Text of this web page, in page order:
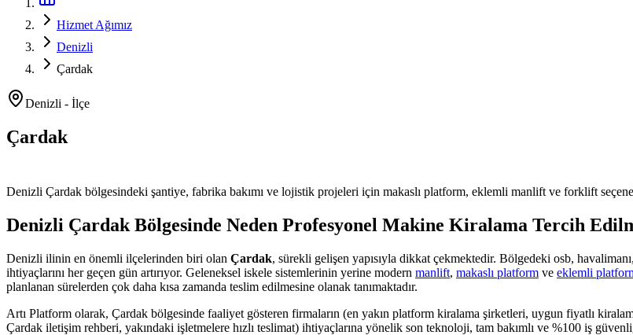
Hizmet Ağımız
Denizli
Çardak
Denizli - İlçe
Çardak
Denizli Çardak bölgesindeki şantiye, fabrika bakımı ve lojistik projeleri için makaslı platform, eklemli manlift ve forklift
Denizli Çardak Bölgesinde Neden Profesyonel Makine Kiralama Tercih
Denizli ilinin en önemli ilçelerinden biri olan Çardak, sürekli gelişen yapısıyla dikkat çekmektedir. Bölgedeki osb,
ihtiyaçlarını her geçen gün artırıyor. Geleneksel iskele sistemlerinin yerine modern manlift, makaslı platform ve eklemli
planlanan sürelerden çok daha kısa zamanda teslim edilmesine olanak tanımaktadır.
Artı Platform olarak, Çardak bölgesinde faaliyet gösteren firmaların (en yakın platform kiralama şirketleri, uygun fiyatlı
Çardak iletişim rehberi, yakındaki işletmelere hızlı teslimat) ihtiyaçlarına yönelik son teknoloji, tam bakımlı ve %100 iş